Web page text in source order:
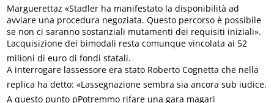
Marguerettaz «Stadler ha manifestato la disponibilità ad
avviare una procedura negoziata. Questo percorso è possibile
se non ci saranno sostanziali mutamenti dei requisiti iniziali».
Lacquisizione dei bimodali resta comunque vincolata ai 52
milioni di euro di fondi statali.
A interrogare lassessore era stato Roberto Cognetta che nella
replica ha detto: «Lassegnazione sembra sia ancora sub iudice.
A questo punto pPotremmo rifare una gara magari